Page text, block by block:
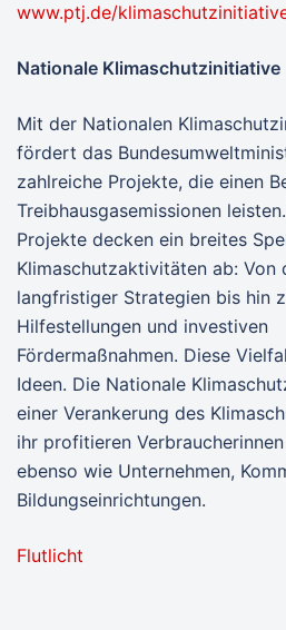
www.ptj.de/
Nationale Klimaschutzinitiative
Mit der Nationalen
fördert das
zahlreiche Projekte, die einen
Treibhausgasemissionen
Projekte decken ein breites
Klimaschutzaktivitäten ab: Von
langfristiger Strategien bis hin
Hilfestellungen und investiven
Fördermaßnahmen. Diese
Ideen. Die Nationale
einer Verankerung des
ihr profitieren
ebenso wie Unternehmen,
Bildungseinrichtungen.
Flutlicht